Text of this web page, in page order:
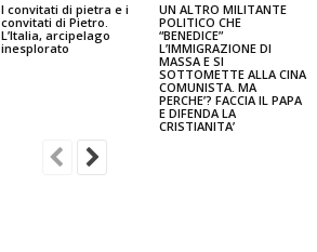
I convitati di pietra e i
convitati di Pietro.
L’Italia, arcipelago
inesplorato
UN ALTRO MILITANTE
POLITICO CHE
“BENEDICE”
L’IMMIGRAZIONE DI
MASSA E SI
SOTTOMETTE ALLA CINA
COMUNISTA. MA
PERCHE’? FACCIA IL PAPA
E DIFENDA LA
CRISTIANITA’